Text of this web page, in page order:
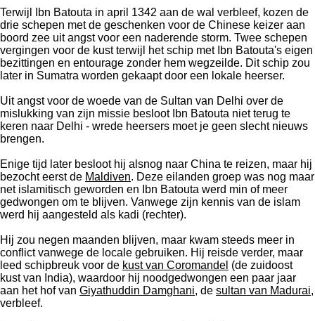
Terwijl Ibn Batouta in april 1342 aan de wal verbleef, kozen de
drie schepen met de geschenken voor de Chinese keizer aan
boord zee uit angst voor een naderende storm. Twee schepen
vergingen voor de kust terwijl het schip met Ibn Batouta's eigen
bezittingen en entourage zonder hem wegzeilde. Dit schip zou
later in Sumatra worden gekaapt door een lokale heerser.
Uit angst voor de woede van de Sultan van Delhi over de
mislukking van zijn missie besloot Ibn Batouta niet terug te
keren naar Delhi - wrede heersers moet je geen slecht nieuws
brengen.
Enige tijd later besloot hij alsnog naar China te reizen, maar hij
bezocht eerst de Maldiven. Deze eilanden groep was nog maar
net islamitisch geworden en Ibn Batouta werd min of meer
gedwongen om te blijven. Vanwege zijn kennis van de islam
werd hij aangesteld als kadi (rechter).
Hij zou negen maanden blijven, maar kwam steeds meer in
conflict vanwege de locale gebruiken. Hij reisde verder, maar
leed schipbreuk voor de kust van Coromandel (de zuidoost
kust van India), waardoor hij noodgedwongen een paar jaar
aan het hof van Giyathuddin Damghani, de sultan van Madurai,
verbleef.